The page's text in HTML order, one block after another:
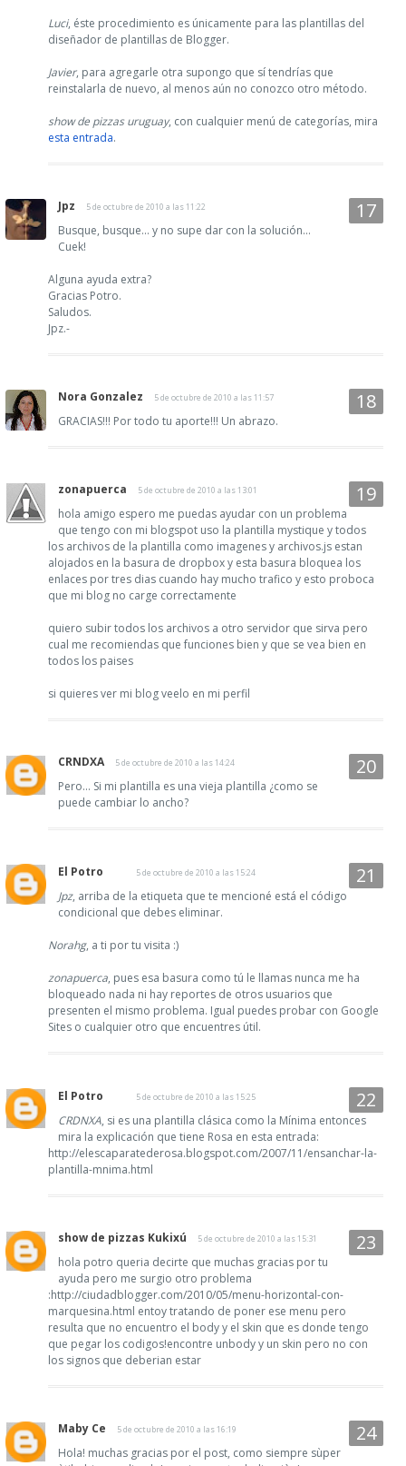
Luci, éste procedimiento es únicamente para las plantillas del
diseñador de plantillas de Blogger.
Javier, para agregarle otra supongo que sí tendrías que
reinstalarla de nuevo, al menos aún no conozco otro método.
show de pizzas uruguay, con cualquier menú de categorías, mira
esta entrada.
Jpz 5 de octubre de 2010 a las 11:22
Busque, busque... y no supe dar con la solución...
Cuek!
Alguna ayuda extra?
Gracias Potro.
Saludos.
Jpz.-
Nora Gonzalez 5 de octubre de 2010 a las 11:57
GRACIAS!!! Por todo tu aporte!!! Un abrazo.
zonapuerca 5 de octubre de 2010 a las 13:01
hola amigo espero me puedas ayudar con un problema
que tengo con mi blogspot uso la plantilla mystique y todos
los archivos de la plantilla como imagenes y archivos.js estan
alojados en la basura de dropbox y esta basura bloquea los
enlaces por tres dias cuando hay mucho trafico y esto proboca
que mi blog no carge correctamente
quiero subir todos los archivos a otro servidor que sirva pero
cual me recomiendas que funciones bien y que se vea bien en
todos los paises
si quieres ver mi blog veelo en mi perfil
CRNDXA 5 de octubre de 2010 a las 14:24
Pero... Si mi plantilla es una vieja plantilla ¿como se
puede cambiar lo ancho?
El Potro 5 de octubre de 2010 a las 15:24
Jpz, arriba de la etiqueta que te mencioné está el código
condicional que debes eliminar.
Norahg, a ti por tu visita :)
zonapuerca, pues esa basura como tú le llamas nunca me ha
bloqueado nada ni hay reportes de otros usuarios que
presenten el mismo problema. Igual puedes probar con Google
Sites o cualquier otro que encuentres útil.
El Potro 5 de octubre de 2010 a las 15:25
CRDNXA, si es una plantilla clásica como la Mínima entonces
mira la explicación que tiene Rosa en esta entrada:
http://elescaparatederosa.blogspot.com/2007/11/ensanchar-la-
plantilla-mnima.html
show de pizzas Kukixú 5 de octubre de 2010 a las 15:31
hola potro queria decirte que muchas gracias por tu
ayuda pero me surgio otro problema
:http://ciudadblogger.com/2010/05/menu-horizontal-con-
marquesina.html entoy tratando de poner ese menu pero
resulta que no encuentro el body y el skin que es donde tengo
que pegar los codigos!encontre unbody y un skin pero no con
los signos que deberian estar
Maby Ce 5 de octubre de 2010 a las 16:19
Hola! muchas gracias por el post, como siempre sùper